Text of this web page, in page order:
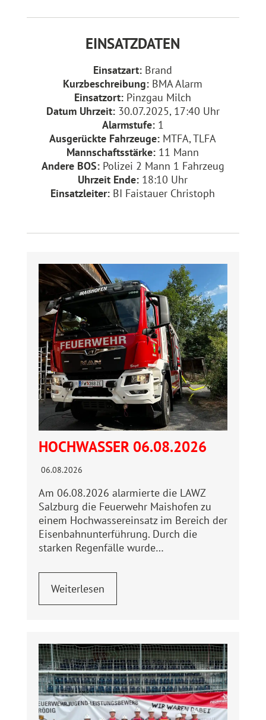
EINSATZDATEN
Einsatzart: Brand
Kurzbeschreibung: BMA Alarm
Einsatzort: Pinzgau Milch
Datum Uhrzeit:30.07.2025, 17:40 Uhr
Alarmstufe:1
Ausgerückte Fahrzeuge: MTFA, TLFA
Mannschaftsstärke: 11 Mann
Andere BOS:Polizei 2 Mann 1 Fahrzeug
Uhrzeit Ende: 18:10 Uhr
Einsatzleiter: BI Faistauer Christoph
HOCHWASSER 06.08.2026
06.08.2026
Am 06.08.2026 alarmierte die LAWZ
Salzburg die Feuerwehr Maishofen zu
einem Hochwassereinsatz im Bereich der
Eisenbahnunterführung. Durch die
starken Regenfälle wurde…
Weiterlesen